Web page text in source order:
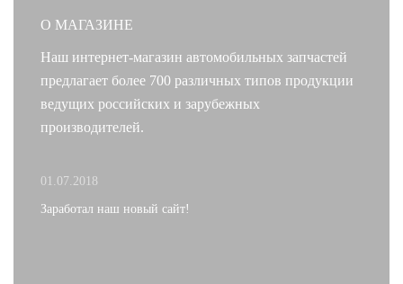
О МАГАЗИНЕ
Наш интернет-магазин автомобильных запчастей
предлагает более 700 различных типов продукции
ведущих российских и зарубежных
производителей.
01.07.2018
Заработал наш новый сайт!